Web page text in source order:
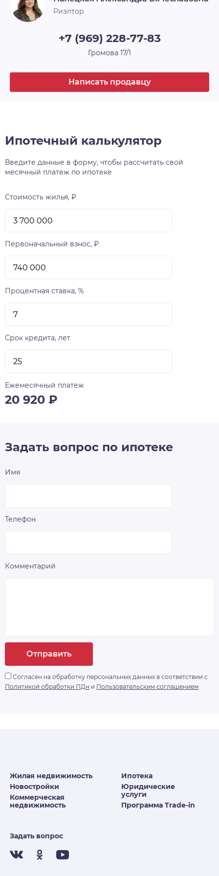
Отопление
Да
Электричество Да
Канализация Да
Риэлтор
+7 (969) 228-77-83
Громова 17/1
Написать продавцу
Ипотечный калькулятор
Введите данные в форму, чтобы рассчитать свой
месячный платеж по ипотеке
Стоимость жилья, ₽
Первоначальный взнос, ₽
Процентная ставка, %
Срок кредита, лет
Ежемесячный платеж
20 920 ₽
Задать вопрос по ипотеке
Имя
Телефон
Комментарий
Отправить
Согласен на обработку персональных данных в соответствии с
Политикой обработки ПДн и Пользовательским соглашением
Жилая недвижимость
Новостройки
Коммерческая
недвижимость
Ипотека
Юридические
услуги
Программа Trade-in
Задать вопрос